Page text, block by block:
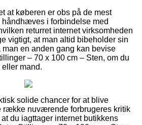
at køberen er obs på de mest
håndhæves i forbindelse med
returret internet virksomheden
vigtigt, at man altid bibeholder sin
man en anden gang kan bevise
– 70 x 100 cm – Sten, om du
mand.
solide chancer for at blive
række nuværende forbrugeres kritik
du iagttager internet butikkens